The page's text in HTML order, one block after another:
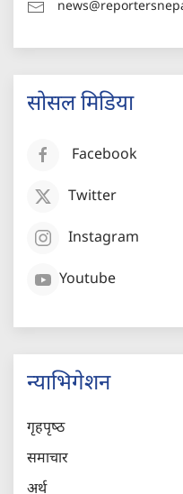
सोसल मिडिया
Facebook
Twitter
Instagram
Youtube
न्याभिगेशन
गृहपृष्‍ठ
समाचार